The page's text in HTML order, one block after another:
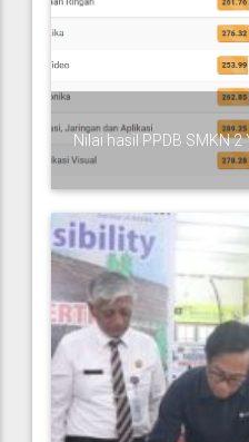
Nilai hasil PPDB SMKN